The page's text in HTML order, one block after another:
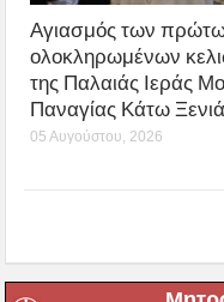
Αγιασμός των
ολοκληρωμένων
της Παλαιάς Ιεράς
Παναγίας Κάτω
05 Αυγούστου, 2026